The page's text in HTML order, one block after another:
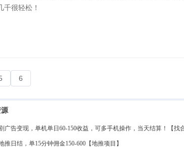
很轻松！
6
广告变现，单机单日60-150收益，可多手机操作，当天结算！【找
推日结，单15分钟佣金150-600【地推项目】